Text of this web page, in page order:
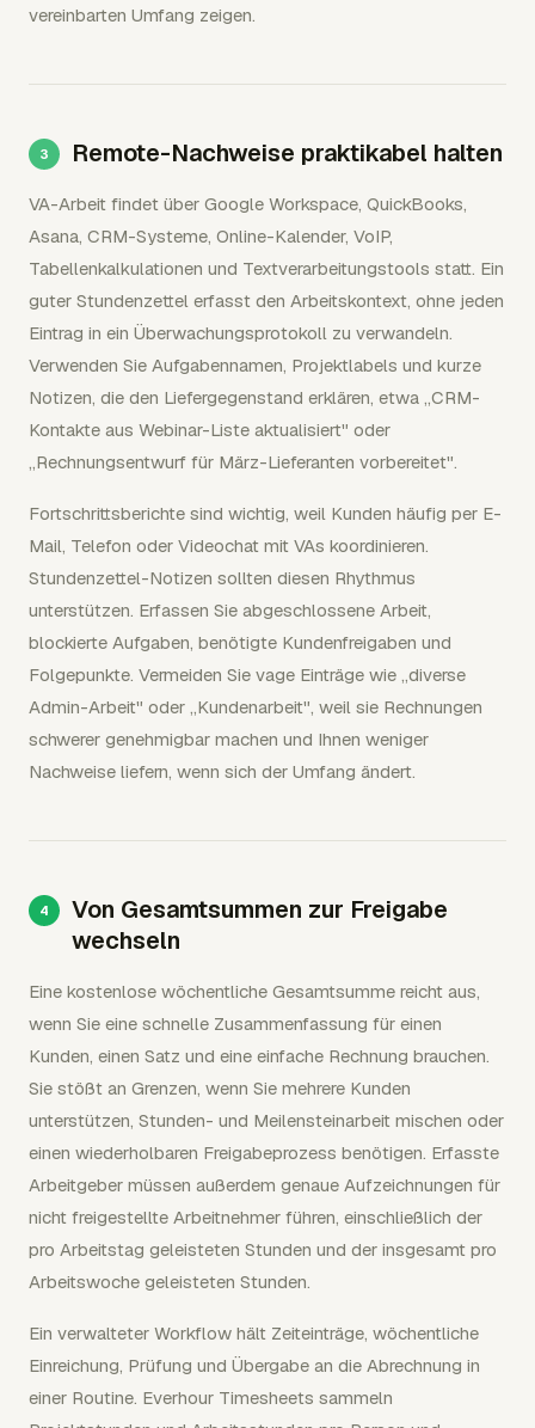
vereinbarten Umfang zeigen.
Remote-Nachweise praktikabel halten
VA-Arbeit findet über Google Workspace, QuickBooks,
Asana, CRM-Systeme, Online-Kalender, VoIP,
Tabellenkalkulationen und Textverarbeitungstools statt. Ein
guter Stundenzettel erfasst den Arbeitskontext, ohne jeden
Eintrag in ein Überwachungsprotokoll zu verwandeln.
Verwenden Sie Aufgabennamen, Projektlabels und kurze
Notizen, die den Liefergegenstand erklären, etwa „CRM-
Kontakte aus Webinar-Liste aktualisiert" oder
„Rechnungsentwurf für März-Lieferanten vorbereitet".
Fortschrittsberichte sind wichtig, weil Kunden häufig per E-
Mail, Telefon oder Videochat mit VAs koordinieren.
Stundenzettel-Notizen sollten diesen Rhythmus
unterstützen. Erfassen Sie abgeschlossene Arbeit,
blockierte Aufgaben, benötigte Kundenfreigaben und
Folgepunkte. Vermeiden Sie vage Einträge wie „diverse
Admin-Arbeit" oder „Kundenarbeit", weil sie Rechnungen
schwerer genehmigbar machen und Ihnen weniger
Nachweise liefern, wenn sich der Umfang ändert.
Von Gesamtsummen zur Freigabe
wechseln
Eine kostenlose wöchentliche Gesamtsumme reicht aus,
wenn Sie eine schnelle Zusammenfassung für einen
Kunden, einen Satz und eine einfache Rechnung brauchen.
Sie stößt an Grenzen, wenn Sie mehrere Kunden
unterstützen, Stunden- und Meilensteinarbeit mischen oder
einen wiederholbaren Freigabeprozess benötigen. Erfasste
Arbeitgeber müssen außerdem genaue Aufzeichnungen für
nicht freigestellte Arbeitnehmer führen, einschließlich der
pro Arbeitstag geleisteten Stunden und der insgesamt pro
Arbeitswoche geleisteten Stunden.
Ein verwalteter Workflow hält Zeiteinträge, wöchentliche
Einreichung, Prüfung und Übergabe an die Abrechnung in
einer Routine. Everhour Timesheets sammeln